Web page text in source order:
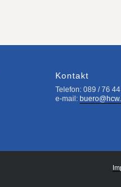
Kontakt
Telefon: 089 / 76
e-mail: